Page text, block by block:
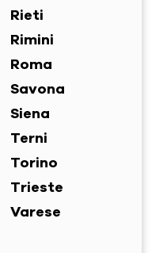
Rieti
Rimini
Roma
Savona
Siena
Terni
Torino
Trieste
Varese